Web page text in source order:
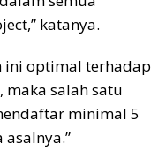
katanya.
ini optimal terhadap
salah satu
minimal 5